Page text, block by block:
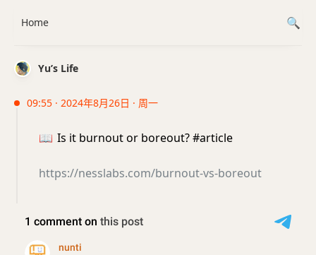
Yu’s Life
09:55 · 2024年8月26日 · 周一
📖 Is it burnout or boreout? #article
https://nesslabs.com/burnout-vs-boreout
Home